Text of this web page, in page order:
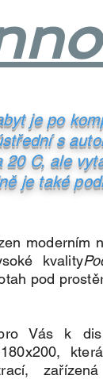
byt je po
s
20 C, ale
je také
moderním
kvality
pod
Vás k